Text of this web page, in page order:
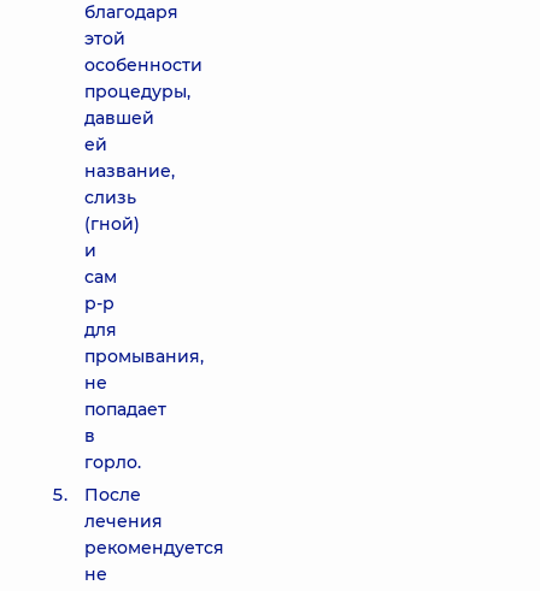
благодаря
этой
особенности
процедуры,
давшей
ей
название,
слизь
(гной)
и
сам
р-р
для
промывания,
не
попадает
в
горло.
После
лечения
рекомендуется
не